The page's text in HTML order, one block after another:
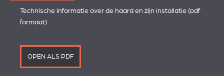
Technische informatie over de haard en zijn installatie (pdf
formaat)
OPEN ALS PDF